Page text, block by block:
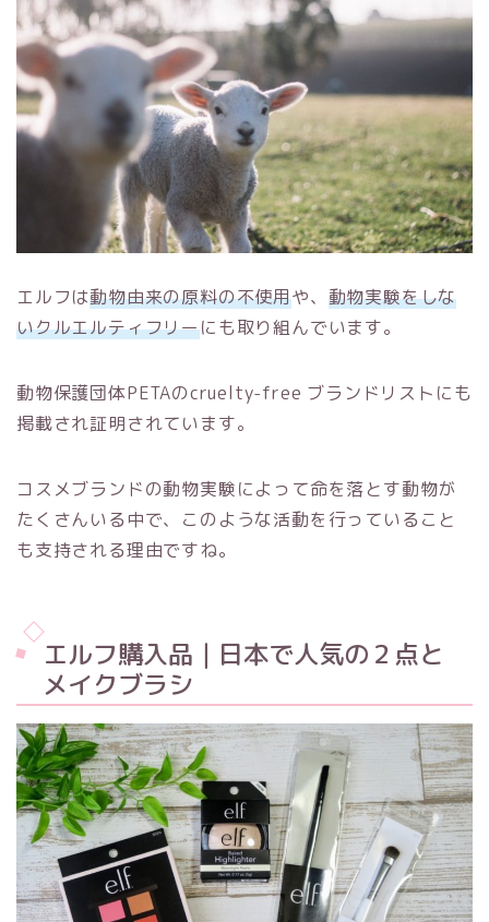
エルフは動物由来の原料の不使用や、 動物実験をしな
いクルエルティフリーにも取り組んでいます。
動物保護団体PETAのcruelty-free ブランドリストにも
掲載され証明されています。
コスメブランドの動物実験によって命を落とす動物が
たくさんいる中で、このような活動を行っていること
も支持される理由ですね。
エルフ購入品｜日本で人気の２点と
メイクブラシ